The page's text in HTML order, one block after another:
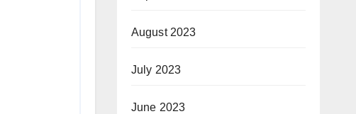
August 2023
July 2023
June 2023